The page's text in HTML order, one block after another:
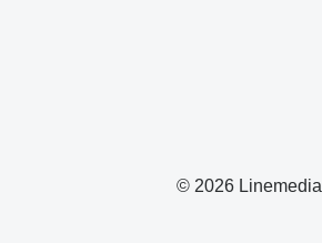
© 2026 Linemedia